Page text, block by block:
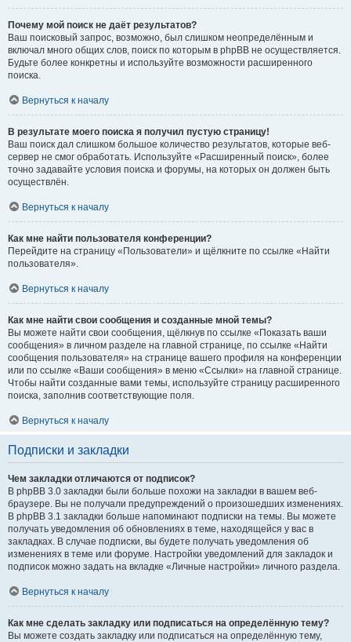
Почему мой поиск не даёт результатов?
Ваш поисковый запрос, возможно, был слишком неопределённым и
включал много общих слов, поиск по которым в phpBB не осуществляется.
Будьте более конкретны и используйте возможности расширенного
поиска.
Вернуться к началу
В результате моего поиска я получил пустую страницу!
Ваш поиск дал слишком большое количество результатов, которые веб-
сервер не смог обработать. Используйте «Расширенный поиск», более
точно задавайте условия поиска и форумы, на которых он должен быть
осуществлён.
Вернуться к началу
Как мне найти пользователя конференции?
Перейдите на страницу «Пользователи» и щёлкните по ссылке «Найти
пользователя».
Вернуться к началу
Как мне найти свои сообщения и созданные мной темы?
Вы можете найти свои сообщения, щёлкнув по ссылке «Показать ваши
сообщения» в личном разделе на главной странице, по ссылке «Найти
сообщения пользователя» на странице вашего профиля на конференции
или по ссылке «Ваши сообщения» в меню «Ссылки» на главной странице.
Чтобы найти созданные вами темы, используйте страницу расширенного
поиска, заполнив соответствующие поля.
Вернуться к началу
Подписки и закладки
Чем закладки отличаются от подписок?
В phpBB 3.0 закладки были больше похожи на закладки в вашем веб-
браузере. Вы не получали предупреждений о произошедших изменениях.
В phpBB 3.1 закладки больше напоминают подписки на темы. Вы можете
получать уведомления об обновлениях в теме, находящейся у вас в
закладках. В случае подписки, вы будете получать уведомления об
изменениях в теме или форуме. Настройки уведомлений для закладок и
подписок можно задать на вкладке «Личные настройки» личного раздела.
Вернуться к началу
Как мне сделать закладку или подписаться на определённую тему?
Вы можете создать закладку или подписаться на определённую тему,